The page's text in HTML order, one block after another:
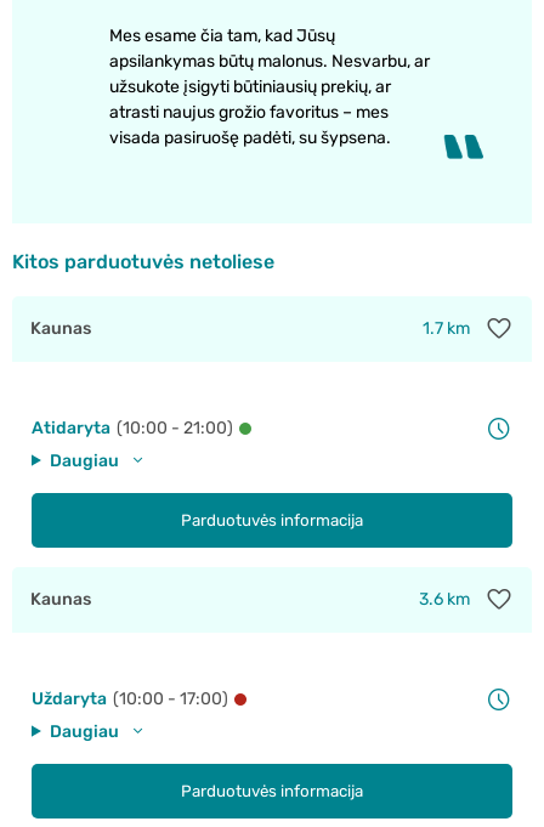
Mes esame čia tam, kad Jūsų
apsilankymas būtų malonus. Nesvarbu, ar
užsukote įsigyti būtiniausių prekių, ar
atrasti naujus grožio favoritus – mes
visada pasiruošę padėti, su šypsena.
Kitos parduotuvės netoliese
Kaunas 1.7 km
Atidaryta (10:00 - 21:00)
Daugiau
Parduotuvės informacija
Kaunas 3.6 km
Uždaryta (10:00 - 17:00)
Daugiau
Parduotuvės informacija